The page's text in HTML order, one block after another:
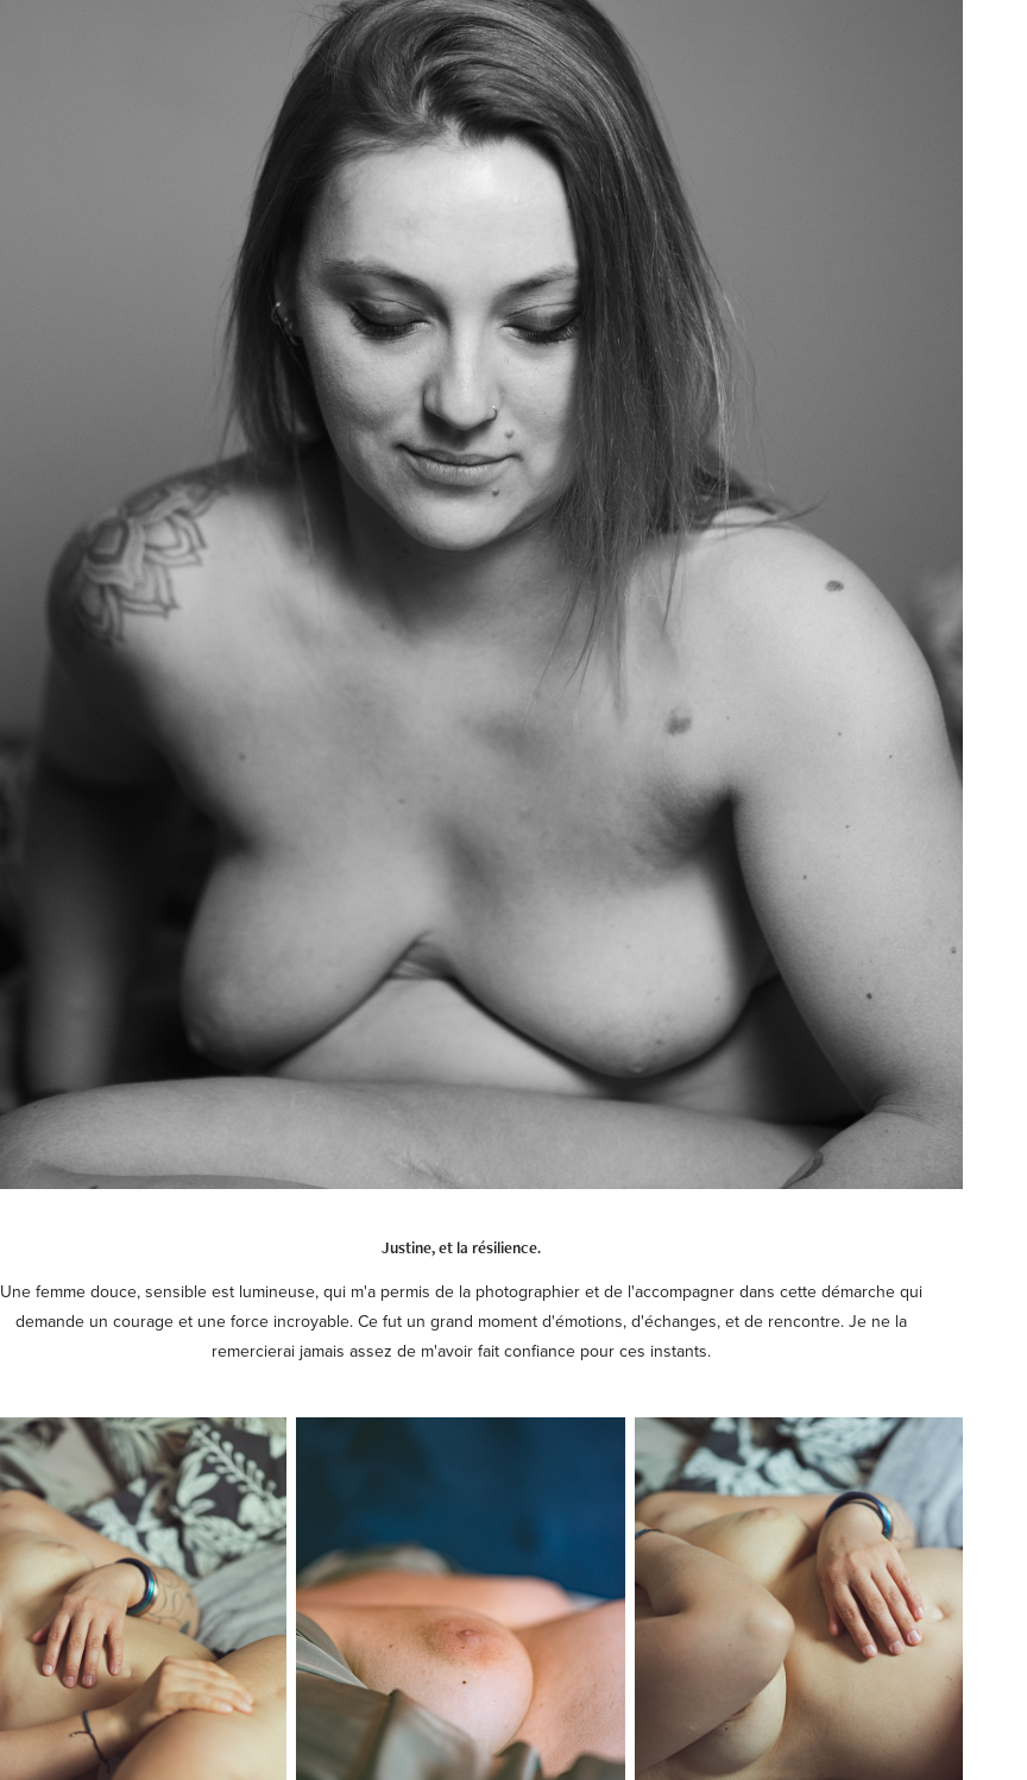
Justine, et la résilience.
Une femme douce, sensible est lumineuse, qui m'a permis de la photographier et de l'accompagner dans cette démarche qui
demande un courage et une force incroyable. Ce fut un grand moment d'émotions, d'échanges, et de rencontre. Je ne la
remercierai jamais assez de m'avoir fait confiance pour ces instants.